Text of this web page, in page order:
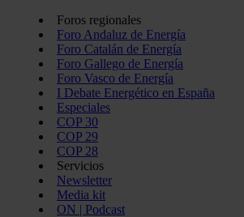
Foros regionales
Foro Andaluz de Energía
Foro Catalán de Energía
Foro Gallego de Energía
Foro Vasco de Energía
I Debate Energético en España
Especiales
COP 30
COP 29
COP 28
Servicios
Newsletter
Media kit
ON | Podcast